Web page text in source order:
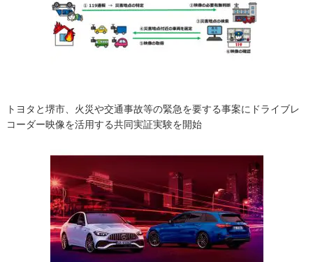
トヨタと堺市、火災や交通事故等の緊急を要する事案にドライブレ
コーダー映像を活用する共同実証実験を開始